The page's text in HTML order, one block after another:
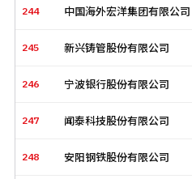
244 中国海外宏洋集团有限公司
245 新兴铸管股份有限公司
246 宁波银行股份有限公司
247 闻泰科技股份有限公司
248 安阳钢铁股份有限公司